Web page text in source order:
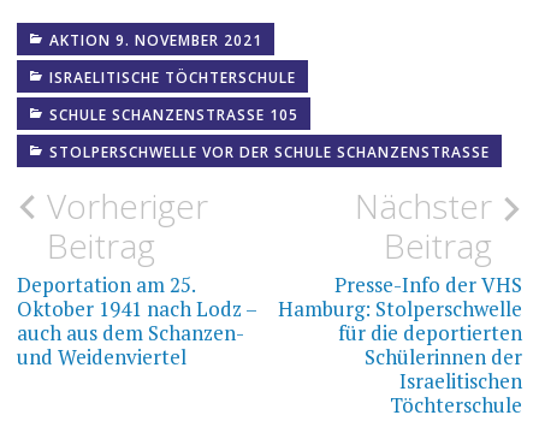
AKTION 9. NOVEMBER 2021
ISRAELITISCHE TÖCHTERSCHULE
SCHULE SCHANZENSTRASSE 105
STOLPERSCHWELLE VOR DER SCHULE SCHANZENSTRASSE
Beitragsnavigation
Vorheriger
Beitrag
Deportation am 25.
Oktober 1941 nach Lodz –
auch aus dem Schanzen-
und Weidenviertel
Nächster
Beitrag
Presse-Info der VHS
Hamburg: Stolperschwelle
für die deportierten
Schülerinnen der
Israelitischen
Töchterschule